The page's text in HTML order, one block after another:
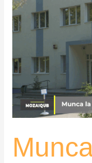
la
negru,
în
ITM
–
MozaiQub